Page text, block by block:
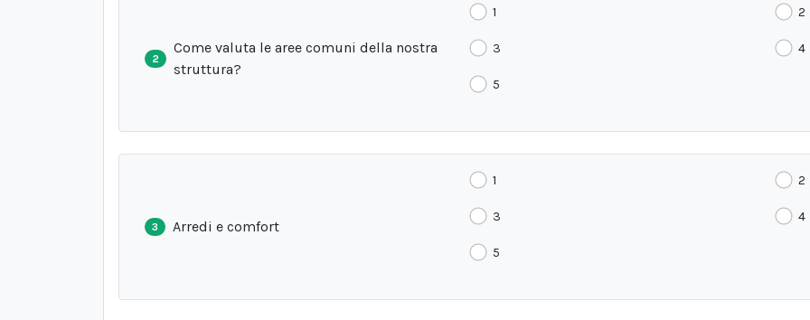
2
Come valuta le aree comuni della nostra
struttura?
1 2
3 4
5
3 Arredi e comfort
1 2
3 4
5